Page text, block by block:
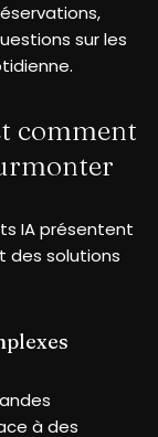
sur les
comment
IA présentent
des solutions
à des